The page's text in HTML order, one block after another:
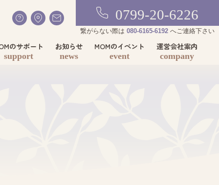
0799-20-6226
繋がらない際は 080-6165-6192 へご連絡下さい
のサポート
support
お知らせ
news
MOMのイベント
event
運営会社案内
company